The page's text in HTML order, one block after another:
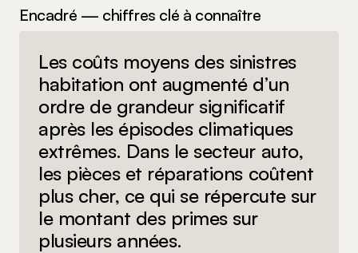
Encadré — chiffres clé à connaître
Les coûts moyens des sinistres
habitation ont augmenté d’un
ordre de grandeur significatif
après les épisodes climatiques
extrêmes. Dans le secteur auto,
les pièces et réparations coûtent
plus cher, ce qui se répercute sur
le montant des primes sur
plusieurs années.